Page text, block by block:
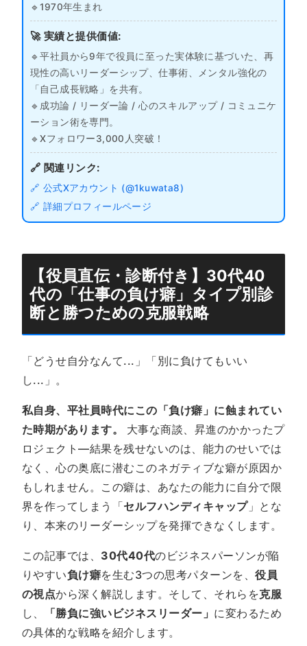
🔹1970年生まれ
🚀 実績と提供価値:
🔹平社員から9年で役員に至った実体験に基づいた、再
現性の高いリーダーシップ、仕事術、メンタル強化の
「自己成長戦略」を共有。
🔹成功論 / リーダー論 / 心のスキルアップ / コミュニケ
ーション術を専門。
🔹Xフォロワー3,000人突破！
🔗 関連リンク:
🔗 公式Xアカウント (@1kuwata8)
🔗 詳細プロフィールページ
【役員直伝・診断付き】 30代40
代の「仕事の負け癖 」タイプ別診
断と勝つための克服戦略
「どうせ自分なんて...」「別に負けてもいい
し...」。
私自身、平社員時代にこの「負け癖」に蝕まれてい
た時期があります。
大事な商談、昇進のかかったプ
ロジェクト—結果を残せないのは、能力のせいでは
なく、心の奥底に潜むこのネガティブな癖が原因か
もしれません。この癖は、あなたの能力に自分で限
界を作ってしまう「セルフハンディキャップ」とな
り、本来のリーダーシップを発揮できなくします。
この記事では、 30代40代のビジネスパーソンが陥
りやすい負け癖を生む3つの思考パターンを、役員
の視点から深く解説します。そして、それらを克服
し、
「勝負に強いビジネスリーダー」 に変わるため
の具体的な戦略を紹介します。